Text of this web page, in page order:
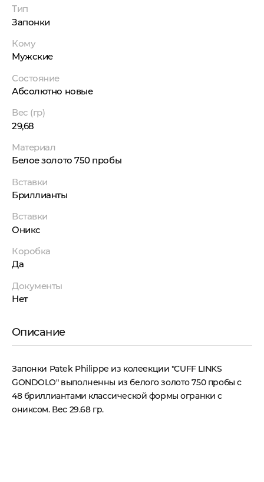
Тип
Запонки
Кому
Мужские
Состояние
Абсолютно новые
Вес (гр)
29,68
Материал
Белое золото 750 пробы
Вставки
Бриллианты
Вставки
Оникс
Коробка
Да
Документы
Нет
Описание
Запонки Patek Philippe из колеекции "CUFF LINKS
GONDOLO" выполненны из белого золото 750 пробы с
48 бриллиантами классической формы огранки с
ониксом. Вес 29.68 гр.